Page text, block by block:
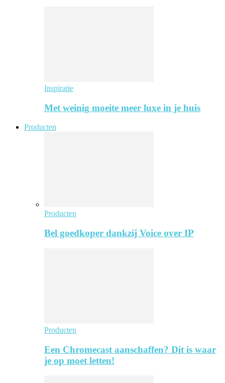
Inspiratie
Met weinig moeite meer luxe in je huis
Producten
Producten
Bel goedkoper dankzij Voice over IP
Producten
Een Chromecast aanschaffen? Dit is waar
je op moet letten!